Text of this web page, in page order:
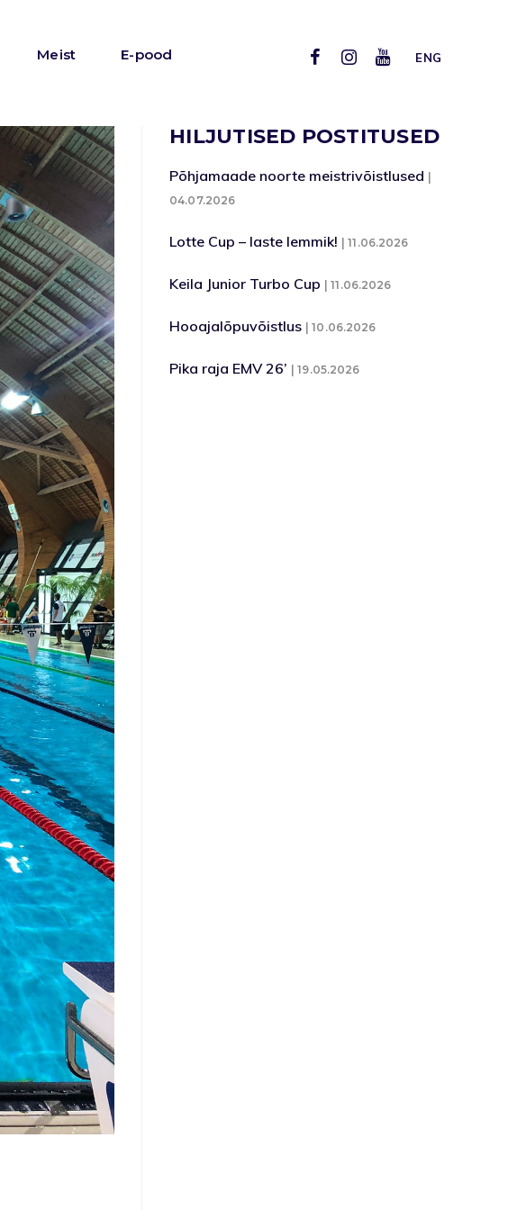
ENG
Meist E-pood
HILJUTISED POSTITUSED
Põhjamaade noorte meistrivõistlused
04.07.2026
Lotte Cup – laste lemmik! 11.06.2026
Keila Junior Turbo Cup 11.06.2026
Hooajalõpuvõistlus 10.06.2026
Pika raja EMV 26’ 19.05.2026